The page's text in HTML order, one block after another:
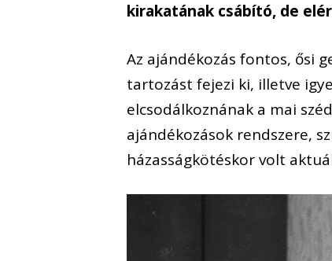
kirakatának csábító, de
Az ajándékozás fontos, ősi
tartozást fejezi ki, illetve
elcsodálkoznának a mai
ajándékozások rendszere,
házasságkötéskor volt